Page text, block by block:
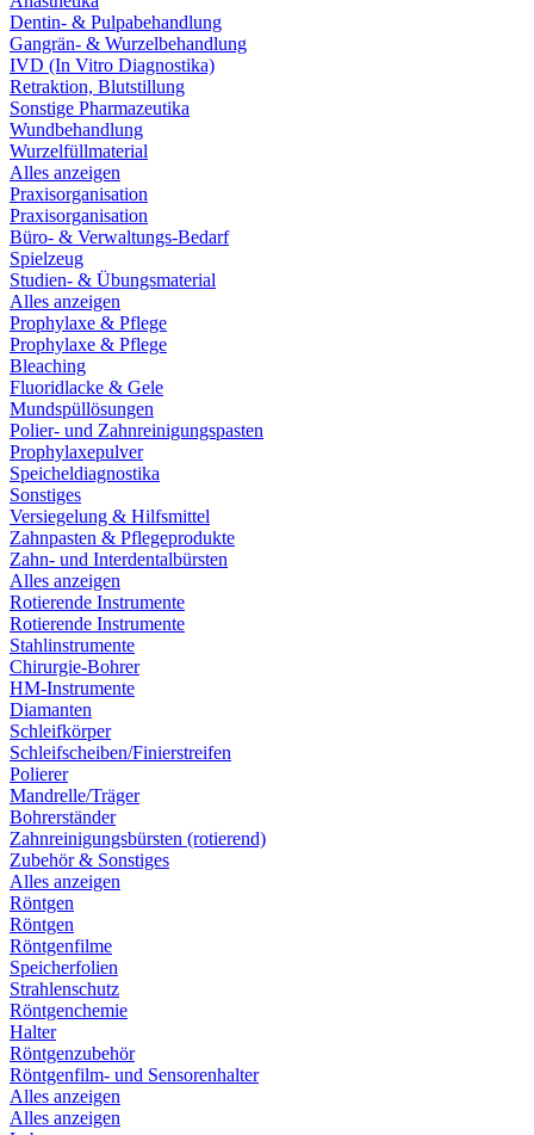
Dentin- & Pulpabehandlung
Gangrän- & Wurzelbehandlung
IVD (In Vitro Diagnostika)
Retraktion, Blutstillung
Sonstige Pharmazeutika
Wundbehandlung
Wurzelfüllmaterial
Alles anzeigen
Praxisorganisation
Praxisorganisation
Büro- & Verwaltungs-Bedarf
Spielzeug
Studien- & Übungsmaterial
Alles anzeigen
Prophylaxe & Pflege
Prophylaxe & Pflege
Bleaching
Fluoridlacke & Gele
Mundspüllösungen
Polier- und Zahnreinigungspasten
Prophylaxepulver
Speicheldiagnostika
Sonstiges
Versiegelung & Hilfsmittel
Zahnpasten & Pflegeprodukte
Zahn- und Interdentalbürsten
Alles anzeigen
Rotierende Instrumente
Rotierende Instrumente
Stahlinstrumente
Chirurgie-Bohrer
HM-Instrumente
Diamanten
Schleifkörper
Schleifscheiben/Finierstreifen
Polierer
Mandrelle/Träger
Bohrerständer
Zahnreinigungsbürsten (rotierend)
Zubehör & Sonstiges
Alles anzeigen
Röntgen
Röntgen
Röntgenfilme
Speicherfolien
Strahlenschutz
Röntgenchemie
Halter
Röntgenzubehör
Röntgenfilm- und Sensorenhalter
Alles anzeigen
Alles anzeigen